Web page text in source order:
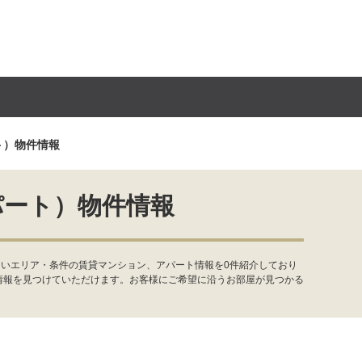
物件情報
ト）物件情報
エリア・条件の賃貸マンション、アパート情報を0件紹介しており
を見つけていただけます。お客様にご希望に沿うお部屋が見つかる